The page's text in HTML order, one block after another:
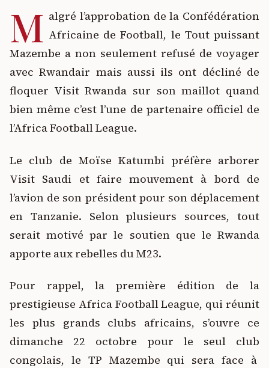
M algré l’approbation de la Confédération
Africaine de Football, le Tout puissant
Mazembe a non seulement refusé de voyager
avec Rwandair mais aussi ils ont décliné de
floquer Visit Rwanda sur son maillot quand
bien même c’est l’une de partenaire officiel de
l’Africa Football League.
Le club de Moïse Katumbi préfère arborer
Visit Saudi et faire mouvement à bord de
l’avion de son président pour son déplacement
en Tanzanie. Selon plusieurs sources, tout
serait motivé par le soutien que le Rwanda
apporte aux rebelles du M23.
Pour rappel, la première édition de la
prestigieuse Africa Football League, qui réunit
les plus grands clubs africains, s’ouvre ce
dimanche 22 octobre pour le seul club
congolais, le TP Mazembe qui sera face à